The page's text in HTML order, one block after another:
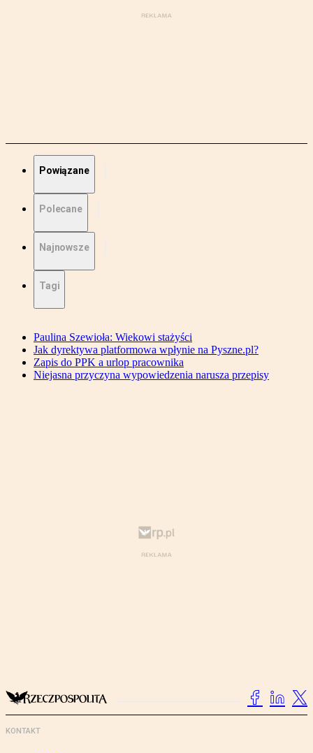
Powiązane
Polecane
Najnowsze
Tagi
Paulina Szewioła: Wiekowi stażyści
Jak dyrektywa platformowa wpłynie na Pyszne.pl?
Zapis do PPK a urlop pracownika
Niejasna przyczyna wypowiedzenia narusza przepisy
KONTAKT